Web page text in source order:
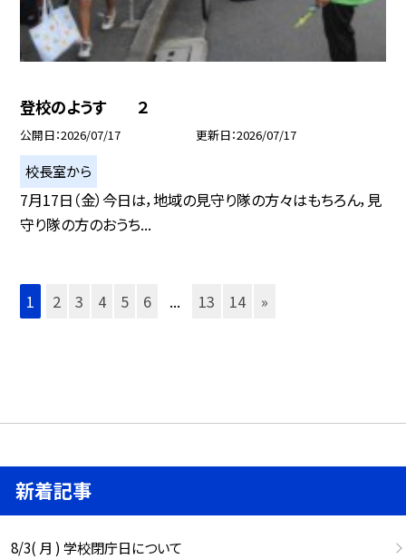
登校のようす ２
公開日 2026/07/17 更新日 2026/07/17
校長室から
7月17日（金）今日は，地域の見守り隊の方々はもちろん，見
守り隊の方のおうち...
1 2 3 4 5 6 ... 13 14 »
新着記事
8/3( 月 ) 学校閉庁日について